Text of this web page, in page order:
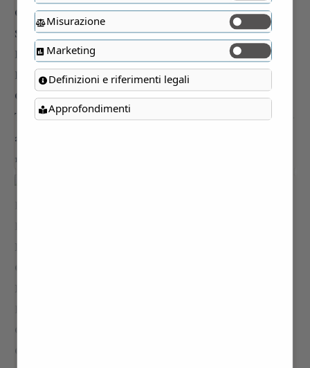
Misurazione
Marketing
Definizioni e riferimenti legali
Approfondimenti